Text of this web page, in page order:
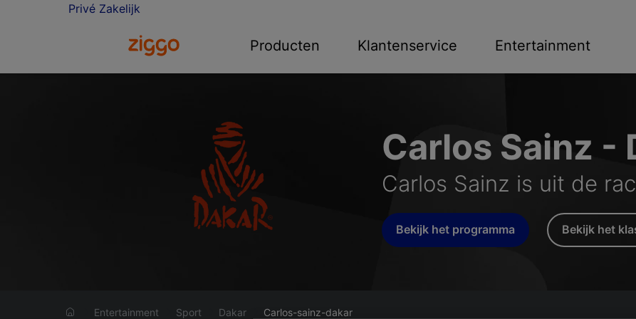
Privé Zakelijk
Ga naar de Ziggo homepageProducten Klantenservice Entertainment
Carlos Sainz -
Carlos Sainz is uit de
Bekijk het programma Bekijk het
Entertainment Sport Dakar Carlos-sainz-dakar